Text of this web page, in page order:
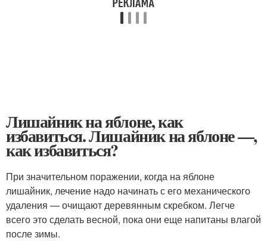
Лишайник на яблоне, как
избавиться. Лишайник на яблоне —,
как избавиться?
При значительном поражении, когда на яблоне
лишайник, лечение надо начинать с его механического
удаления — очищают деревянным скребком. Легче
всего это сделать весной, пока они еще напитаны влагой
после зимы.